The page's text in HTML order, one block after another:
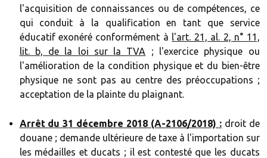
l'acquisition de connaissances ou de compétences, ce
qui conduit à la qualification en tant que service
éducatif exonéré conformément à l'art. 21, al. 2, n° 11,
lit. b, de la loi sur la TVA ; l'exercice physique ou
l'amélioration de la condition physique et du bien-être
physique ne sont pas au centre des préoccupations ;
acceptation de la plainte du plaignant.
Arrêt du 31 décembre 2018 (A-2106/2018) :droit de
douane ; demande ultérieure de taxe à l'importation sur
les médailles et ducats ; il est contesté que les ducats